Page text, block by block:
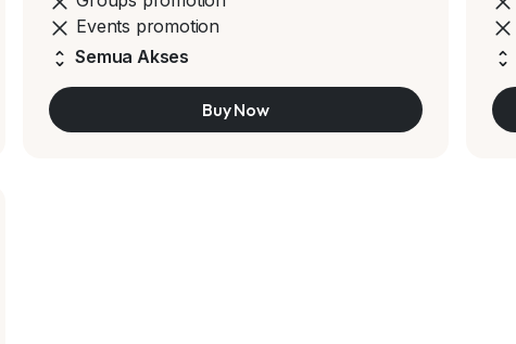
Events promotion
Semua Akses
Buy Now